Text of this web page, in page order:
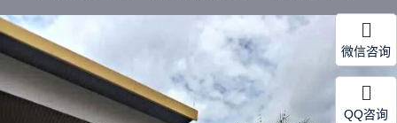
微信咨询
QQ咨询